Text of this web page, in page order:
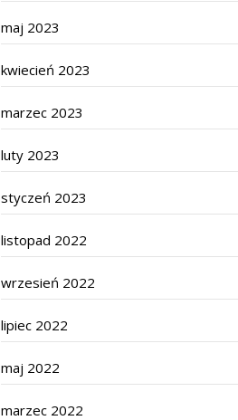
maj 2023
kwiecień 2023
marzec 2023
luty 2023
styczeń 2023
listopad 2022
wrzesień 2022
lipiec 2022
maj 2022
marzec 2022